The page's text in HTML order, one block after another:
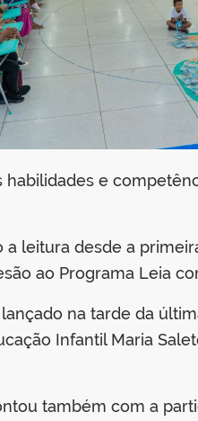
e
leitura desde a
ao Programa Leia
na tarde da
Infantil Maria
também com a